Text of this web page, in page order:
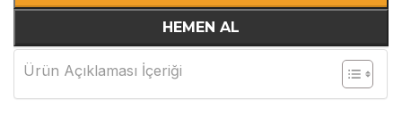
HEMEN AL
Ürün Açıklaması İçeriği